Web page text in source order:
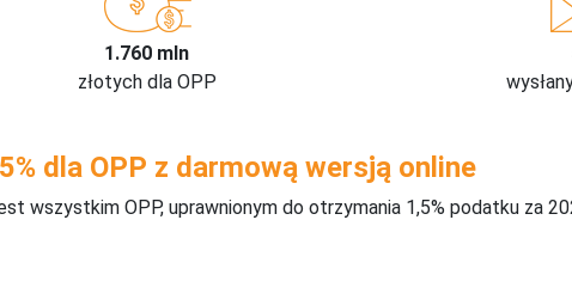
1.760 mln
złotych dla OPP
dla OPP z darmową wersją online
wszystkim OPP, uprawnionym do otrzymania 1,5% podatku za